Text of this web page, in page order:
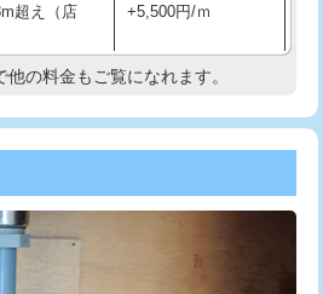
・HI）使
33,000円
・HI）使
+8,800円
鋼管・銅
まで)
鋼管・銅
超え)
超え（店
+5,500円/ｍ
現地調査
え
33,000円
他の料金もご覧になれます。